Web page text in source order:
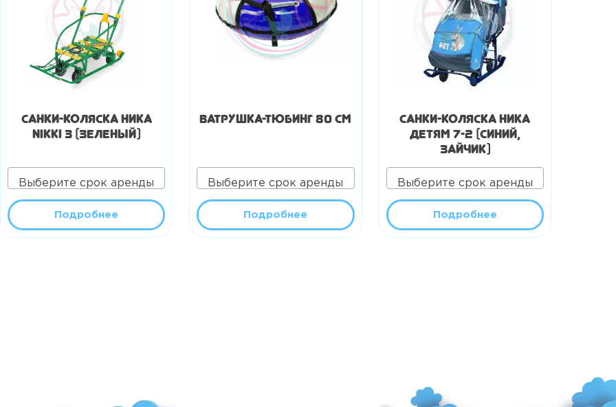
Санки-коляска Ника
Nikki 3 (зеленый)
Выберите срок аренды
Подробнее
Ватрушка-тюбинг 80 см
Выберите срок аренды
Подробнее
Санки-коляска Ника
Детям 7-2 (синий,
зайчик)
Выберите срок аренды
Подробнее